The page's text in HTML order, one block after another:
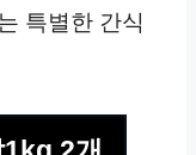
특별한 간식